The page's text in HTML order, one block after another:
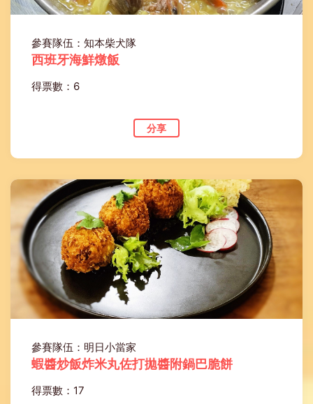
參賽隊伍：知本柴犬隊
西班牙海鮮燉飯
得票數：6
分享
參賽隊伍：明日小當家
蝦醬炒飯炸米丸佐打拋醬附鍋巴脆餅
得票數：17